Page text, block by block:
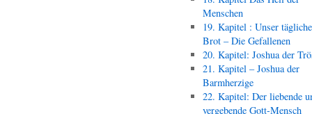
Menschen
19. Kapitel : Unser
Brot – Die Gefallenen
20. Kapitel: Joshua der
21. Kapitel – Joshua der
Barmherzige
22. Kapitel: Der liebende
vergebende Gott-Mensch